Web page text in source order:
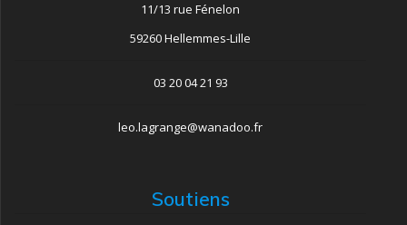
11/13 rue Fénelon
59260 Hellemmes-Lille
03 20 04 21 93
leo.lagrange@wanadoo.fr
Soutiens